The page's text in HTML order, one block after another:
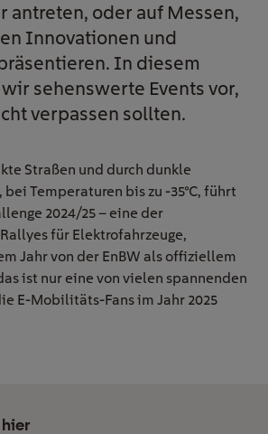
antreten, oder auf Messen,
Innovationen und
In diesem
sehenswerte Events vor,
verpassen sollten.
Straßen und durch dunkle
Temperaturen bis zu -35°C, führt
2024/25 – eine der
für Elektrofahrzeuge,
Jahrvon der EnBW als offiziellem
ist nur eine von vielen spannenden
E-Mobilitäts-Fans im Jahr 2025